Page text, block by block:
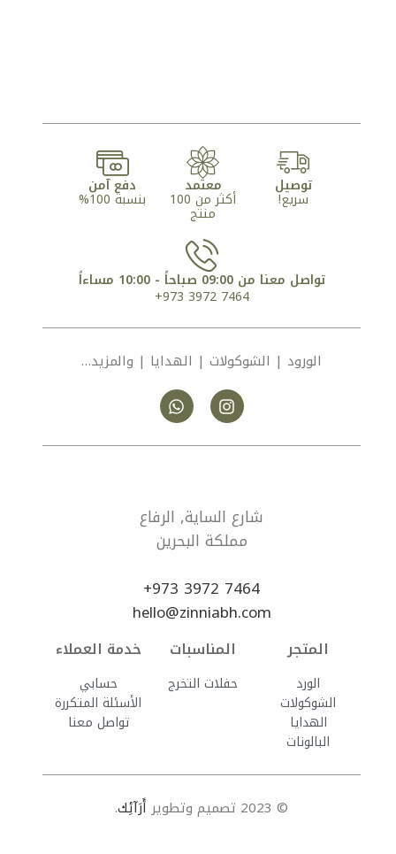
توصيل
سريع!
معتمد
أكثر من 100
منتج
دفع آمن
بنسبة 100%
تواصل معنا من 09:00 صباحاً - 10:00 مساءاً
7464 3972 973+
الورود | الشوكولات | الهدايا | والمزيد…
شارع الساية, الرفاع
مملكة البحرين
7464 3972 973+
hello@zinniabh.com
المتجر
الورد
الشوكولات
الهدايا
البالونات
المناسبات
حفلات التخرج
خدمة العملاء
حسابي
الأسئلة المتكررة
تواصل معنا
© 2023 تصميم وتطوير أَرَآئِك.